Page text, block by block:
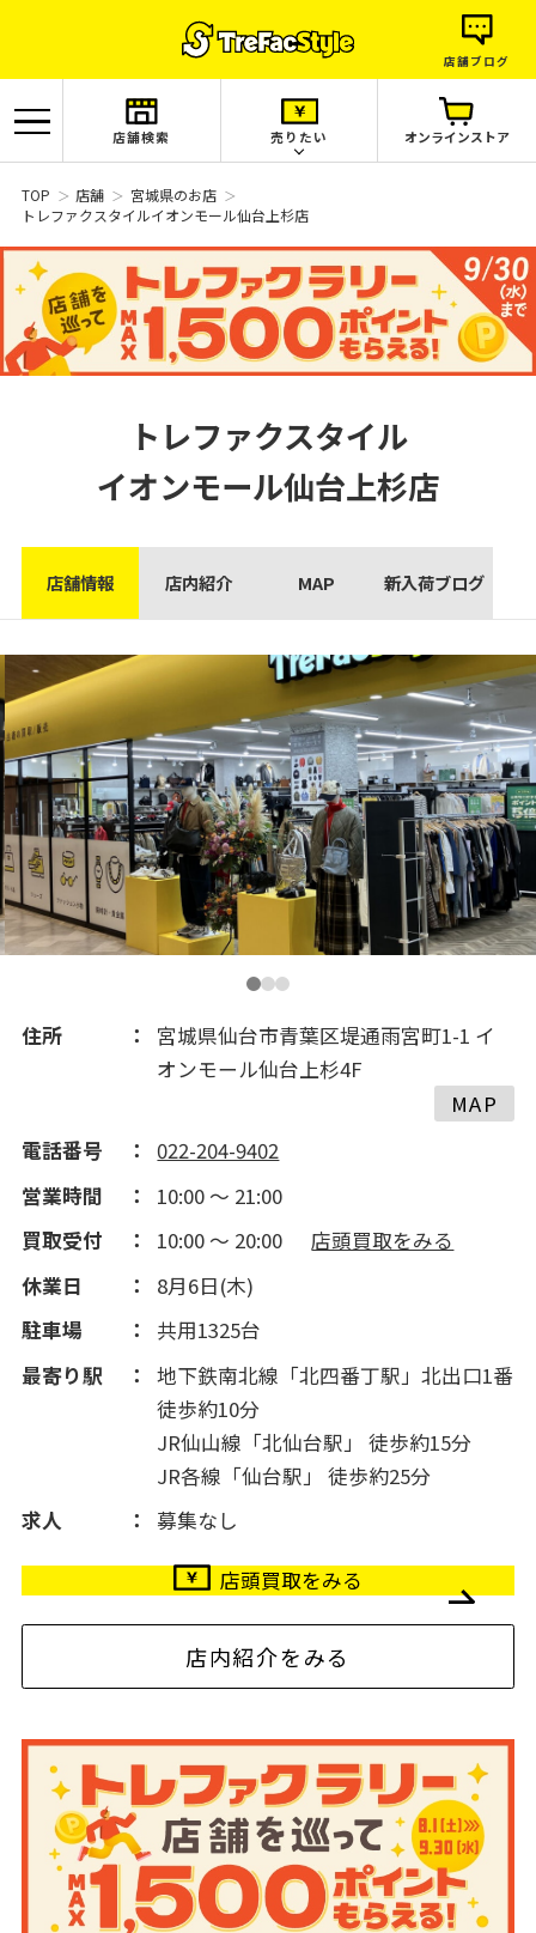
店舗ブログ
店舗検索 売りたい オンラインストア
TOP 店舗
宮城県のお店
トレファクスタイルイオンモール仙台上杉店
トレファクスタイル
イオンモール仙台上杉店
店舗情報 店内紹介 MAP 新入荷ブログ
住所
宮城県仙台市青葉区堤通雨宮町1-1 イ
オンモール仙台上杉4F
MAP
電話番号
022-204-9402
営業時間
10:00 ～ 21:00
買取受付
10:00 ～ 20:00
店頭買取をみる
休業日
8月6日(木)
駐車場
共用1325台
最寄り駅
地下鉄南北線「北四番丁駅」北出口1番
徒歩約10分
JR仙山線「北仙台駅」 徒歩約15分
JR各線「仙台駅」 徒歩約25分
求人
募集なし
店頭買取をみる
店内紹介をみる